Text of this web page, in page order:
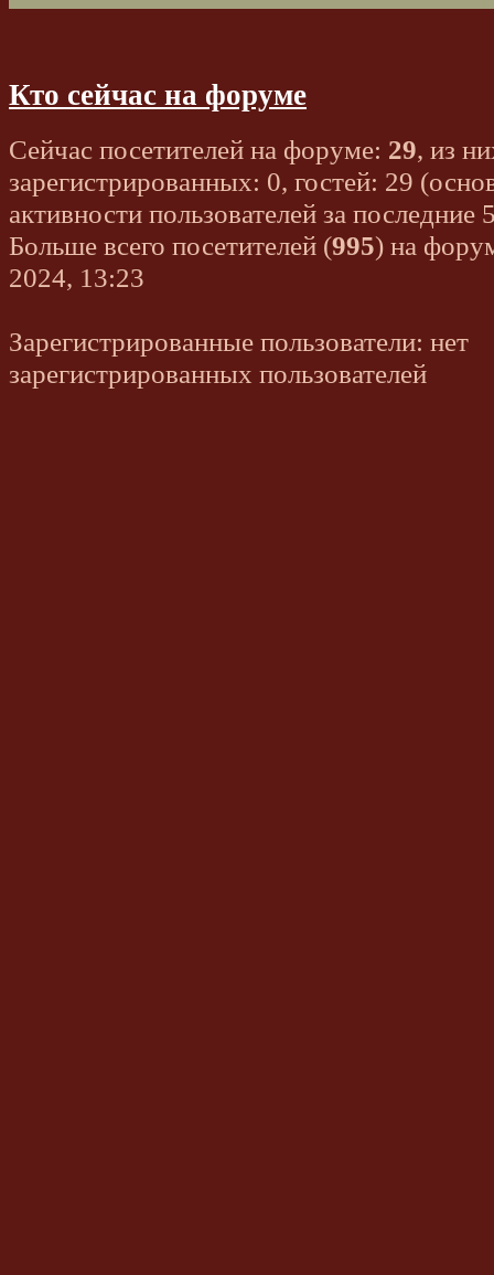
Кто сейчас на форуме
Сейчас посетителей на форуме: 29, из
зарегистрированных: 0, гостей: 29
активности пользователей за последние
Больше всего посетителей (995) на
2024, 13:23
Зарегистрированные пользователи: нет
зарегистрированных пользователей